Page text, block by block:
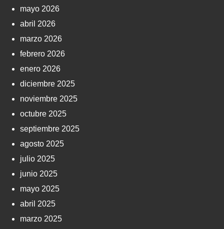
mayo 2026
abril 2026
marzo 2026
febrero 2026
enero 2026
diciembre 2025
noviembre 2025
octubre 2025
septiembre 2025
agosto 2025
julio 2025
junio 2025
mayo 2025
abril 2025
marzo 2025